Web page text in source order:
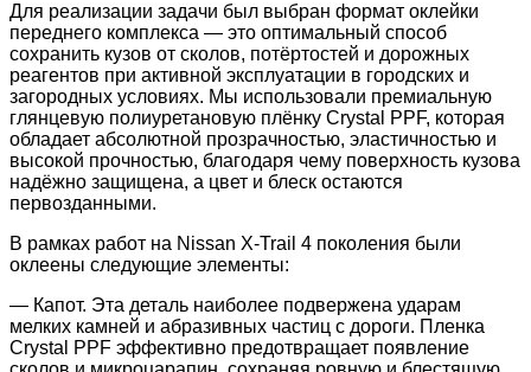
Для реализации задачи был выбран формат оклейки
переднего комплекса — это оптимальный способ
сохранить кузов от сколов, потёртостей и дорожных
реагентов при активной эксплуатации в городских и
загородных условиях. Мы использовали премиальную
глянцевую полиуретановую плёнку Crystal PPF, которая
обладает абсолютной прозрачностью, эластичностью и
высокой прочностью, благодаря чему поверхность кузова
надёжно защищена, а цвет и блеск остаются
первозданными.
В рамках работ на Nissan X-Trail 4 поколения были
оклеены следующие элементы:
— Капот. Эта деталь наиболее подвержена ударам
мелких камней и абразивных частиц с дороги. Пленка
Crystal PPF эффективно предотвращает появление